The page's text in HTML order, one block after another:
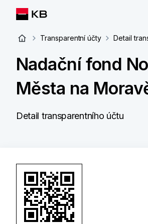
Transparentní účty Detail
Nadační fond
Města na
Detail transparentního účtu